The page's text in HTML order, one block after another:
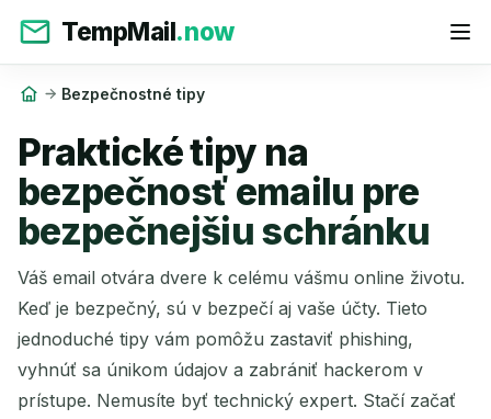
TempMail.now
Bezpečnostné tipy
Praktické tipy na
bezpečnosť emailu pre
bezpečnejšiu schránku
Váš email otvára dvere k celému vášmu online životu.
Keď je bezpečný, sú v bezpečí aj vaše účty. Tieto
jednoduché tipy vám pomôžu zastaviť phishing,
vyhnúť sa únikom údajov a zabrániť hackerom v
prístupe. Nemusíte byť technický expert. Stačí začať